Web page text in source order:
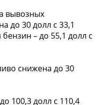
вывозных
до 30 долл с 33,1
– до 55,1 долл с
снижена до 30
100,3 долл с 110,4